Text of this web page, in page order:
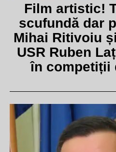
Film artistic!
scufundă dar
Mihai Ritivoiu
USR Ruben
în competiții